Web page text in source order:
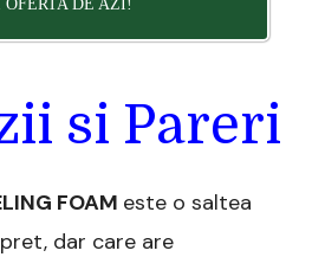
DE AZI!
si Pareri
FOAM este o saltea
dar care are